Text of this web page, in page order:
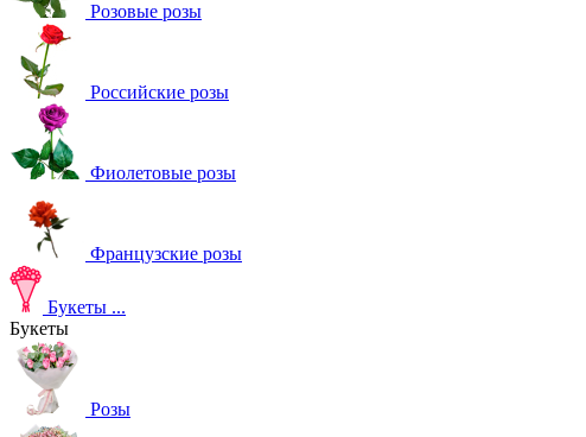
Розовые розы
Российские розы
Фиолетовые розы
Французские розы
Букеты ...
Букеты
Розы